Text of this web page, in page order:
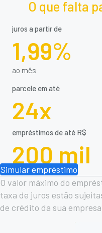
O que falta
juros a partir de
1,99%
ao mês
parcele em até
24x
empréstimos de até R$
200 mil
Simular empréstimo
O valor máximo do
taxa de juros estão
de crédito da sua